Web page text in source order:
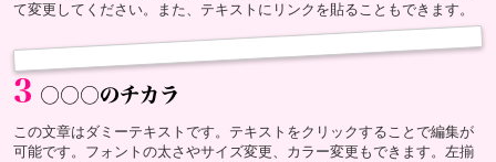
て変更してください。また、テキストにリンクを貼ることもできます。
3 ○○○のチカラ
この文章はダミーテキストです。テキストをクリックすることで編集が
可能です。フォントの太さやサイズ変更、カラー変更もできます。左揃